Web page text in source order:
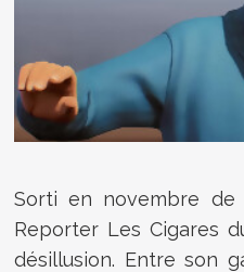
Sorti en novembre de
Reporter Les Cigares
désillusion. Entre son